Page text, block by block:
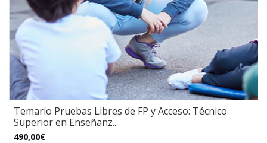
Temario Pruebas Libres de FP y Acceso: Técnico
Superior en Enseñanz...
490,00€